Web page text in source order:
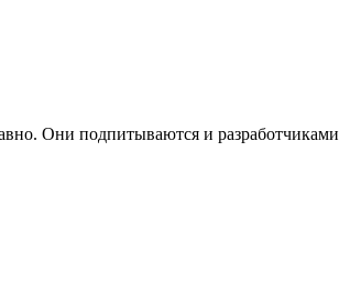
Они подпитываются и разработчиками